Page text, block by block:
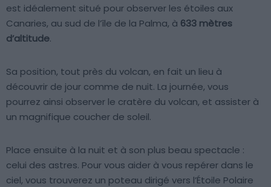
est idéalement situé pour observer les étoiles aux
Canaries, au sud de l’île de la Palma, à 633 mètres
d’altitude.
Sa position, tout près du volcan, en fait un lieu à
découvrir de jour comme de nuit. La journée, vous
pourrez ainsi observer le cratère du volcan, et assister à
un magnifique coucher de soleil.
Place ensuite à la nuit et à son plus beau spectacle :
celui des astres. Pour vous aider à vous repérer dans le
ciel, vous trouverez un poteau dirigé vers l’Étoile Polaire